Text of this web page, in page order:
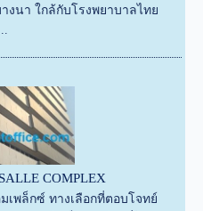
นา ใกล้กับโรงพยาบาลไทย
COMPLEX
เพล็กซ์ ทางเลือกที่ตอบโจทย์